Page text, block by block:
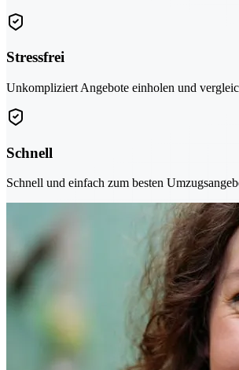
Stressfrei
Unkompliziert Angebote einholen und
Schnell
Schnell und einfach zum besten